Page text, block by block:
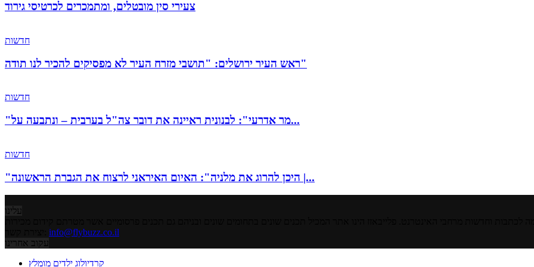
צעירי סין מובטלים, ומתמכרים לכרטיסי גירוד
חדשות
ראש העיר ירושלים: "תושבי מזרח העיר לא מפסיקים להכיר לנו תודה"
חדשות
"מר אדרעי": לבנונית ראיינה את דובר צה"ל בערבית – ונתבעה על...
חדשות
"היכן להרוג את מלניה": האיום האיראני לרצוח את הגברת הראשונה |...
עלינו
info@flybuzz.co.il
עקוב אחרינו
קרדיולוג ילדים מומלץ